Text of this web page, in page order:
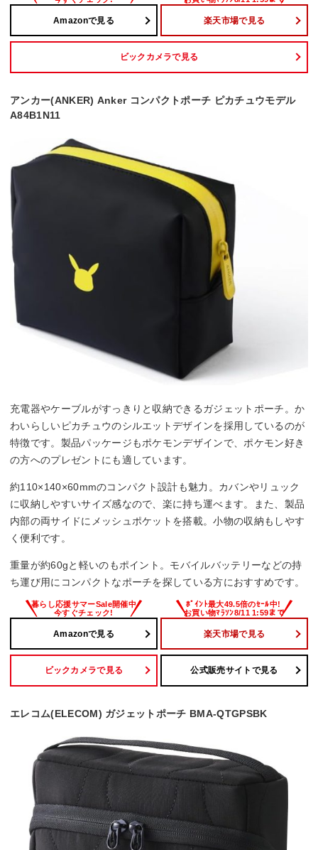
Amazonで見る 楽天市場で見る
ビックカメラで見る
アンカー(ANKER) Anker コンパクトポーチ ピカチュウモデル
A84B1N11
充電器やケーブルがすっきりと収納できるガジェットポーチ。か
わいらしいピカチュウのシルエットデザインを採用しているのが
特徴です。製品パッケージもポケモンデザインで、ポケモン好き
の方へのプレゼントにも適しています。
約110×140×60mmのコンパクト設計も魅力。カバンやリュック
に収納しやすいサイズ感なので、楽に持ち運べます。また、製品
内部の両サイドにメッシュポケットを搭載。小物の収納もしやす
く便利です。
重量が約60gと軽いのもポイント。モバイルバッテリーなどの持
ち運び用にコンパクトなポーチを探している方におすすめです。
Amazonで見る 楽天市場で見る
ビックカメラで見る 公式販売サイトで見る
エレコム(ELECOM) ガジェットポーチ BMA-QTGPSBK